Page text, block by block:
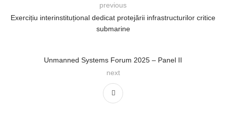
Exercițiu interinstituțional dedicat protejării infrastructurilor critice
submarine
previous
Unmanned Systems Forum 2025 – Panel II
next